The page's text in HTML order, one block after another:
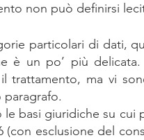
non può definirsi
particolari di dati,
è un po’ più
trattamento, ma vi
paragrafo.
le basi giuridiche su
(con esclusione del